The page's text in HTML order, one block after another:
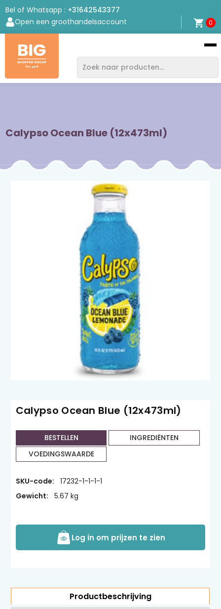
Bel of Whatsapp : +31642543377
Open een groothandelsaccount
0
Bigshopper
Group
Calypso Ocean Blue (12x473ml)
Calypso Ocean Blue (12x473ml)
BESTELLEN
INGREDIËNTEN
VOEDINGSWAARDE
SKU-code:
17232-1-1-1-1
Gewicht:
5.67 kg
Log in om prijzen te zien
Productbeschrijving